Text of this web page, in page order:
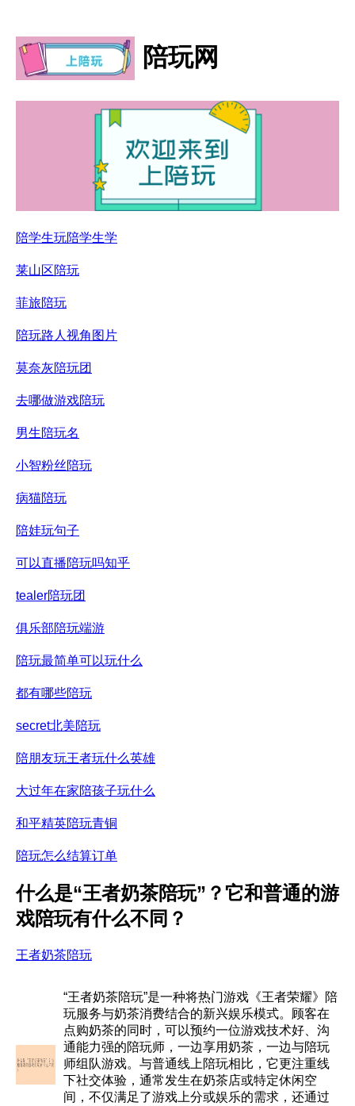
陪玩网
陪学生玩陪学生学
莱山区陪玩
菲旅陪玩
陪玩路人视角图片
莫奈灰陪玩团
去哪做游戏陪玩
男生陪玩名
小智粉丝陪玩
病猫陪玩
陪娃玩句子
可以直播陪玩吗知乎
tealer陪玩团
俱乐部陪玩端游
陪玩最简单可以玩什么
都有哪些陪玩
secret北美陪玩
陪朋友玩王者玩什么英雄
大过年在家陪孩子玩什么
和平精英陪玩青铜
陪玩怎么结算订单
什么是“王者奶茶陪玩”？它和普通的游
戏陪玩有什么不同？
王者奶茶陪玩
“王者奶茶陪玩”是一种将热门游戏《王者荣耀》陪
玩服务与奶茶消费结合的新兴娱乐模式。顾客在
点购奶茶的同时，可以预约一位游戏技术好、沟
通能力强的陪玩师，一边享用奶茶，一边与陪玩
师组队游戏。与普通线上陪玩相比，它更注重线
下社交体验，通常发生在奶茶店或特定休闲空
间，不仅满足了游戏上分或娱乐的需求，还通过